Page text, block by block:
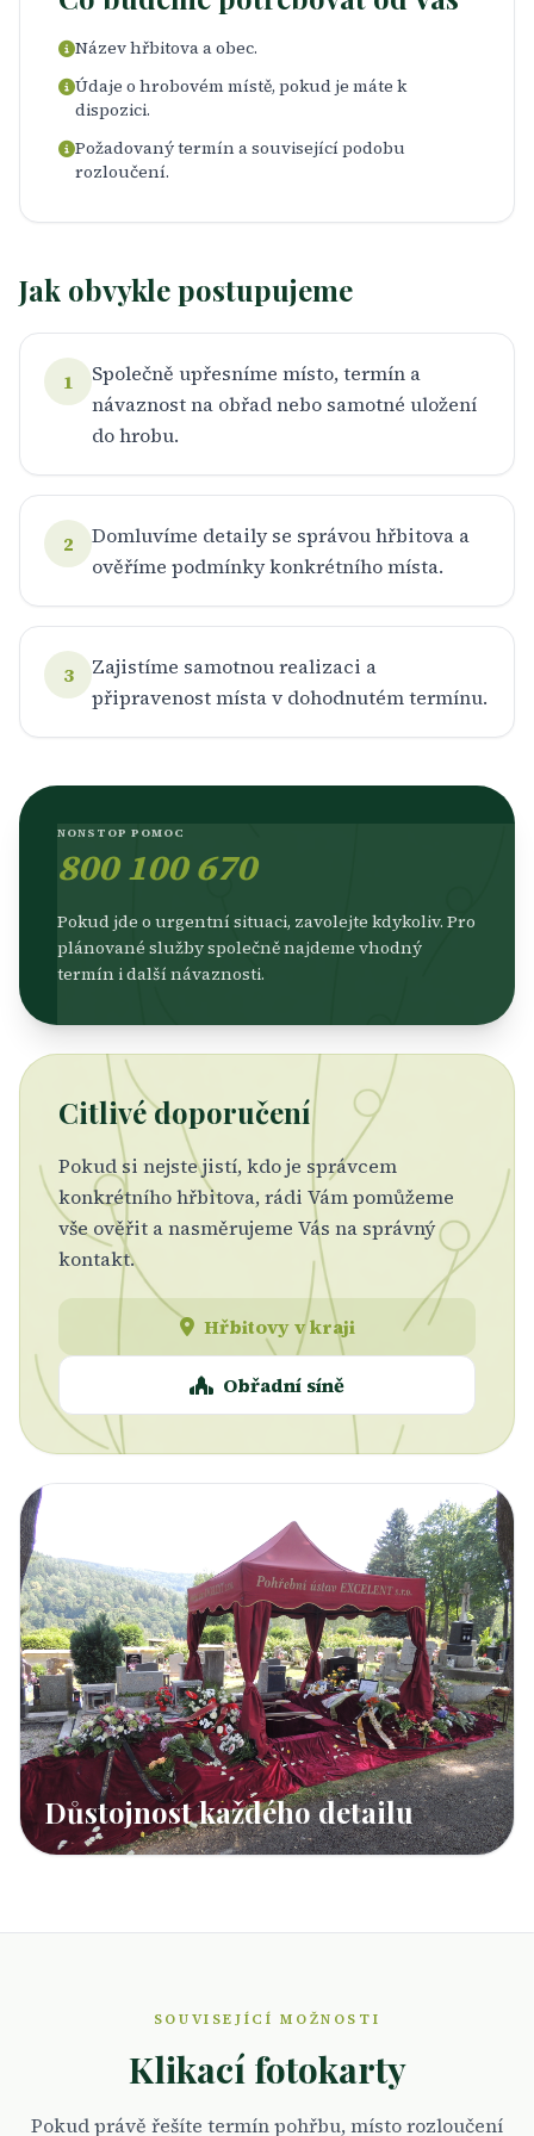
Název hřbitova a obec.
Údaje o hrobovém místě, pokud je máte k
dispozici.
Požadovaný termín a související podobu
rozloučení.
Jak obvykle postupujeme
1
Společně upřesníme místo, termín a
návaznost na obřad nebo samotné uložení
do hrobu.
2
Domluvíme detaily se správou hřbitova a
ověříme podmínky konkrétního místa.
3
Zajistíme samotnou realizaci a
připravenost místa v dohodnutém termínu.
NONSTOP POMOC
800 100 670
Pokud jde o urgentní situaci, zavolejte kdykoliv. Pro
plánované služby společně najdeme vhodný
termín i další návaznosti.
Citlivé doporučení
Pokud si nejste jistí, kdo je správcem
konkrétního hřbitova, rádi Vám pomůžeme
vše ověřit a nasměrujeme Vás na správný
kontakt.
Hřbitovy v kraji
Obřadní síně
Důstojnost každého detailu
SOUVISEJÍCÍ MOŽNOSTI
Klikací fotokarty
Pokud právě řešíte termín pohřbu, místo rozloučení